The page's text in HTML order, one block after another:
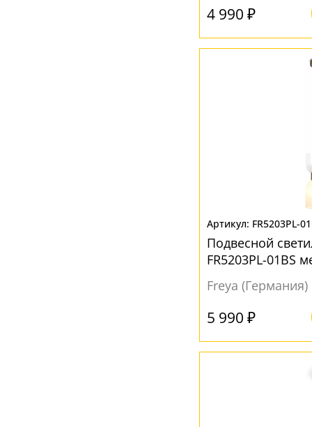
4 990 ₽
FR5203PL-
Подвесной
FR5203PL-01BS
Freya (Германия)
5 990 ₽